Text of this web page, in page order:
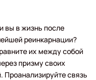
вы в жизнь после
реинкарнации?
их между собой
призму своих
связь